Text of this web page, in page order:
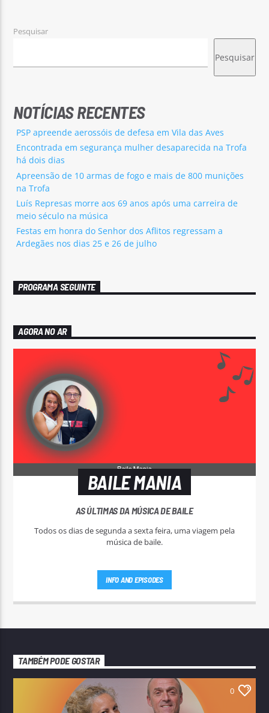
Pesquisar
Pesquisar
NOTÍCIAS RECENTES
PSP apreende aerossóis de defesa em Vila das Aves
Encontrada em segurança mulher desaparecida na Trofa
há dois dias
Apreensão de 10 armas de fogo e mais de 800 munições
na Trofa
Luís Represas morre aos 69 anos após uma carreira de
meio século na música
Festas em honra do Senhor dos Aflitos regressam a
Ardegães nos dias 25 e 26 de julho
PROGRAMA SEGUINTE
AGORA NO AR
BAILE MANIA
AS ÚLTIMAS DA MÚSICA DE BAILE
Todos os dias de segunda a sexta feira, uma viagem pela
música de baile.
INFO AND EPISODES
TAMBÉM PODE GOSTAR
0